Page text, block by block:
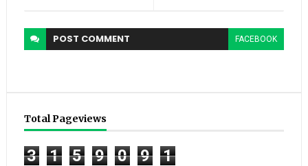
POST COMMENT FACEBOOK
Total Pageviews
3 1 5 9 0 9 1